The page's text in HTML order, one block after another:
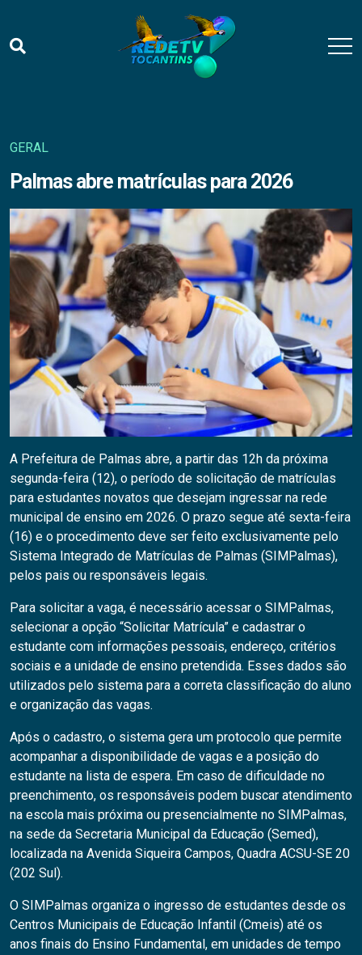
GERAL
Palmas abre matrículas para 2026
A Prefeitura de Palmas abre, a partir das 12h da próxima
segunda-feira (12), o período de solicitação de matrículas
para estudantes novatos que desejam ingressar na rede
municipal de ensino em 2026. O prazo segue até sexta-feira
(16) e o procedimento deve ser feito exclusivamente pelo
Sistema Integrado de Matrículas de Palmas (SIMPalmas),
pelos pais ou responsáveis legais.
Para solicitar a vaga, é necessário acessar o SIMPalmas,
selecionar a opção “Solicitar Matrícula” e cadastrar o
estudante com informações pessoais, endereço, critérios
sociais e a unidade de ensino pretendida. Esses dados são
utilizados pelo sistema para a correta classificação do aluno
e organização das vagas.
Após o cadastro, o sistema gera um protocolo que permite
acompanhar a disponibilidade de vagas e a posição do
estudante na lista de espera. Em caso de dificuldade no
preenchimento, os responsáveis podem buscar atendimento
na escola mais próxima ou presencialmente no SIMPalmas,
na sede da Secretaria Municipal da Educação (Semed),
localizada na Avenida Siqueira Campos, Quadra ACSU-SE 20
(202 Sul).
O SIMPalmas organiza o ingresso de estudantes desde os
Centros Municipais de Educação Infantil (Cmeis) até os
anos finais do Ensino Fundamental, em unidades de tempo